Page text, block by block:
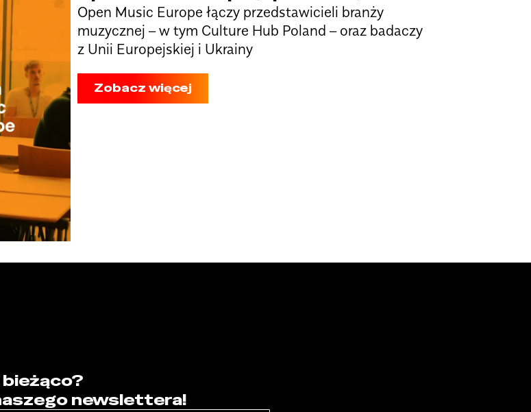
Open Music Europe łączy przedstawicieli branży
muzycznej – w tym Culture Hub Poland – oraz badaczy
z Unii Europejskiej i Ukrainy
Zobacz więcej
newslettera!